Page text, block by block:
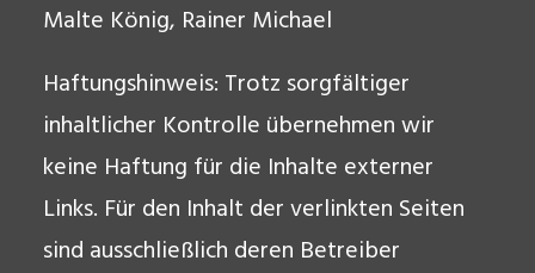
Malte König, Rainer Michael
Haftungshinweis: Trotz sorgfältiger
inhaltlicher Kontrolle übernehmen wir
keine Haftung für die Inhalte externer
Links. Für den Inhalt der verlinkten Seiten
sind ausschließlich deren Betreiber